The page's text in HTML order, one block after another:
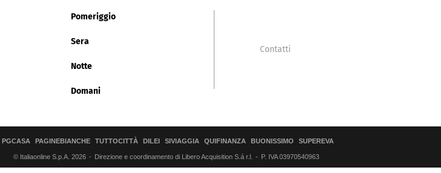
Pomeriggio
Sera
Notte
Domani
Contatti
PGCASA PAGINEBIANCHE TUTTOCITTÀ DILEI SIVIAGGIA QUIFINANZA BUONISSIMO SUPEREVA
© Italiaonline S.p.A. 2026 Direzione e coordinamento di Libero Acquisition S.á r.l. P. IVA 03970540963